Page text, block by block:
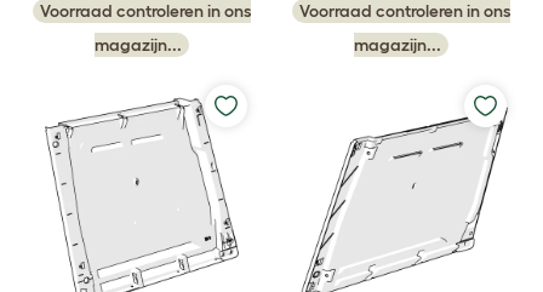
Voorraad controleren in ons
magazijn...
Voorraad controleren in ons
magazijn...